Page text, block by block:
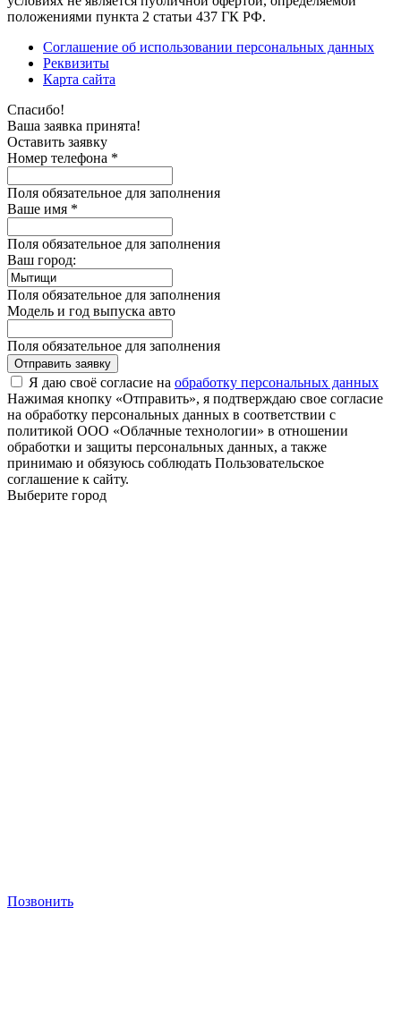
положениями пункта 2 статьи 437 ГК РФ.
Соглашение об использовании персональных данных
Реквизиты
Карта сайта
Спасибо!
Ваша заявка принята!
Оставить заявку
Номер телефона *
Поля обязательное для заполнения
Ваше имя *
Поля обязательное для заполнения
Ваш город:
Поля обязательное для заполнения
Модель и год выпуска авто
Поля обязательное для заполнения
Отправить заявку
Я даю своё согласие на обработку персональных данных
Нажимая кнопку «Отправить», я подтверждаю свое согласие
на обработку персональных данных в соответствии с
политикой ООО «Облачные технологии» в отношении
обработки и защиты персональных данных, а также
принимаю и обязуюсь соблюдать Пользовательское
соглашение к сайту.
Выберите город
Позвонить